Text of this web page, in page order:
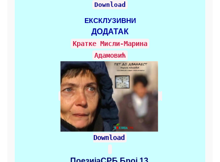
Download
ЕКСКЛУЗИВНИ
ДОДАТАК
Кратке Mисли-Марина
Адамовић
Download